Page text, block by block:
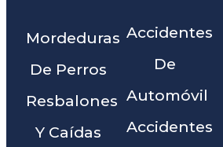
Mordeduras
De Perros
Resbalones
Y Caídas
Accidentes
De
Automóvil
Accidentes